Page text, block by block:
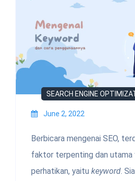
SEARCH ENGINE
June 2, 2022
Berbicara mengenai SEO,
faktor terpenting dan utama
perhatikan, yaitu keyword.